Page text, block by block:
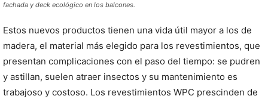
fachada y deck ecológico en los balcones.
Estos nuevos productos tienen una vida útil mayor a los de
madera, el material más elegido para los revestimientos, que
presentan complicaciones con el paso del tiempo: se pudren
y astillan, suelen atraer insectos y su mantenimiento es
trabajoso y costoso. Los revestimientos WPC prescinden de